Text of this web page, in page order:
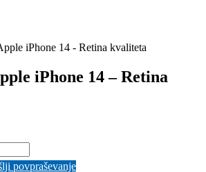
iPhone 14 – Retina
povpraševanje